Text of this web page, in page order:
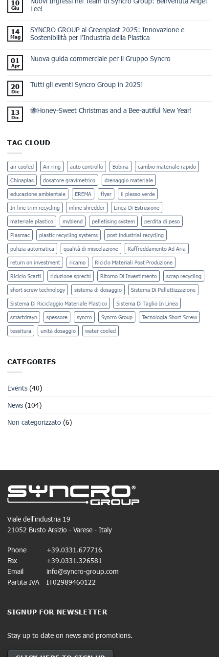
10
Giu
Lee!
14
Mag
SYNCRO GROUP al Greenplast 2025: Innovazione e
Sostenibilità per l’Industria della Plastica
01
Apr
Nuova guida commerciale per il Gruppo Syncro
20
Dic
Tutti gli eventi Syncro Group in 2025!
13
Dic
🐝Honey-Sweet Christmas and a Bee-autiful New Year!
TAG CLOUD
air cooled Air ring auto controllo Bobina cambio materiale rapido
Chinaplas dosatore gravimetrico drenaggio materiale
educazione ambientale EREMA flyer il plesso verde
In-line trim recycling inline shredder Linea Di Estrusione
materiale plastico myblend pelletising system perdita di peso
Plasmac plastic recycling systems post industrial recycling
pulizia automatica qualità di miscelazione Raffreddamento Ad Aria
return on investment ricamo Riciclo Materiali Post Produzione
Riciclo Scarti riduzione sprechi Ritorno Di Investimento scrap recycling
short screw technology sistema di dosaggio Sistema Di Pellettizzazione
Sistema Di Riciclaggio Materiale Plastico Sistema Di Taglio In Linea
smartdrayn spessore syncro Syncro Group Tecnologia Short Screw
tessitura unità dosaggio water cooled
CATEGORIES
Events (40)
News (104)
Non categorizzato (6)
Viale dell'industria 19
21052 Busto Arsizio - Varese - Italy
Phone
+39.0331.677716
Fax
+39.0331.326581
Email
info@syncro-group.com
Partita IVA
IT02989460122
SIGNUP FOR NEWSLETTER
Stay up to date on news and promotions.